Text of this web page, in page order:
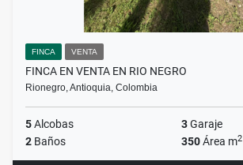
FINCA VENTA
FINCA EN VENTA EN RIO NEGRO
Rionegro, Antioquia, Colombia
5Alcobas 3Garaje
2 Baños 350Área m2